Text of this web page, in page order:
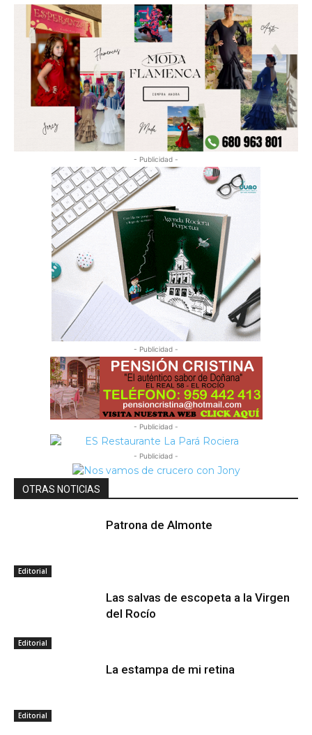
- Publicidad -
- Publicidad -
- Publicidad -
- Publicidad -
OTRAS NOTICIAS
Editorial
Patrona de Almonte
Editorial
Las salvas de escopeta a la Virgen
del Rocío
Editorial
La estampa de mi retina